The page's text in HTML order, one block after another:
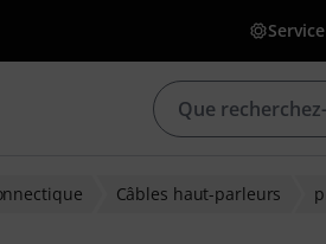
Câbles haut-parleurs